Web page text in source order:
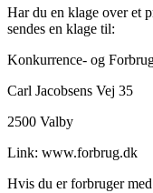
Har du en klage over et
sendes en klage til:
Konkurrence- og
Carl Jacobsens Vej 35
2500 Valby
Link: www.forbrug.dk
Hvis du er forbruger